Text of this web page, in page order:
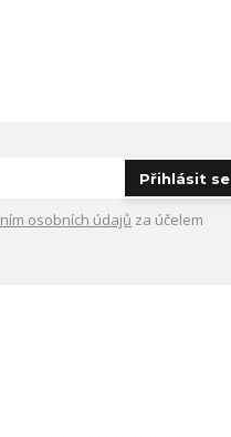
Přihlásit se
osobních údajů za účelem